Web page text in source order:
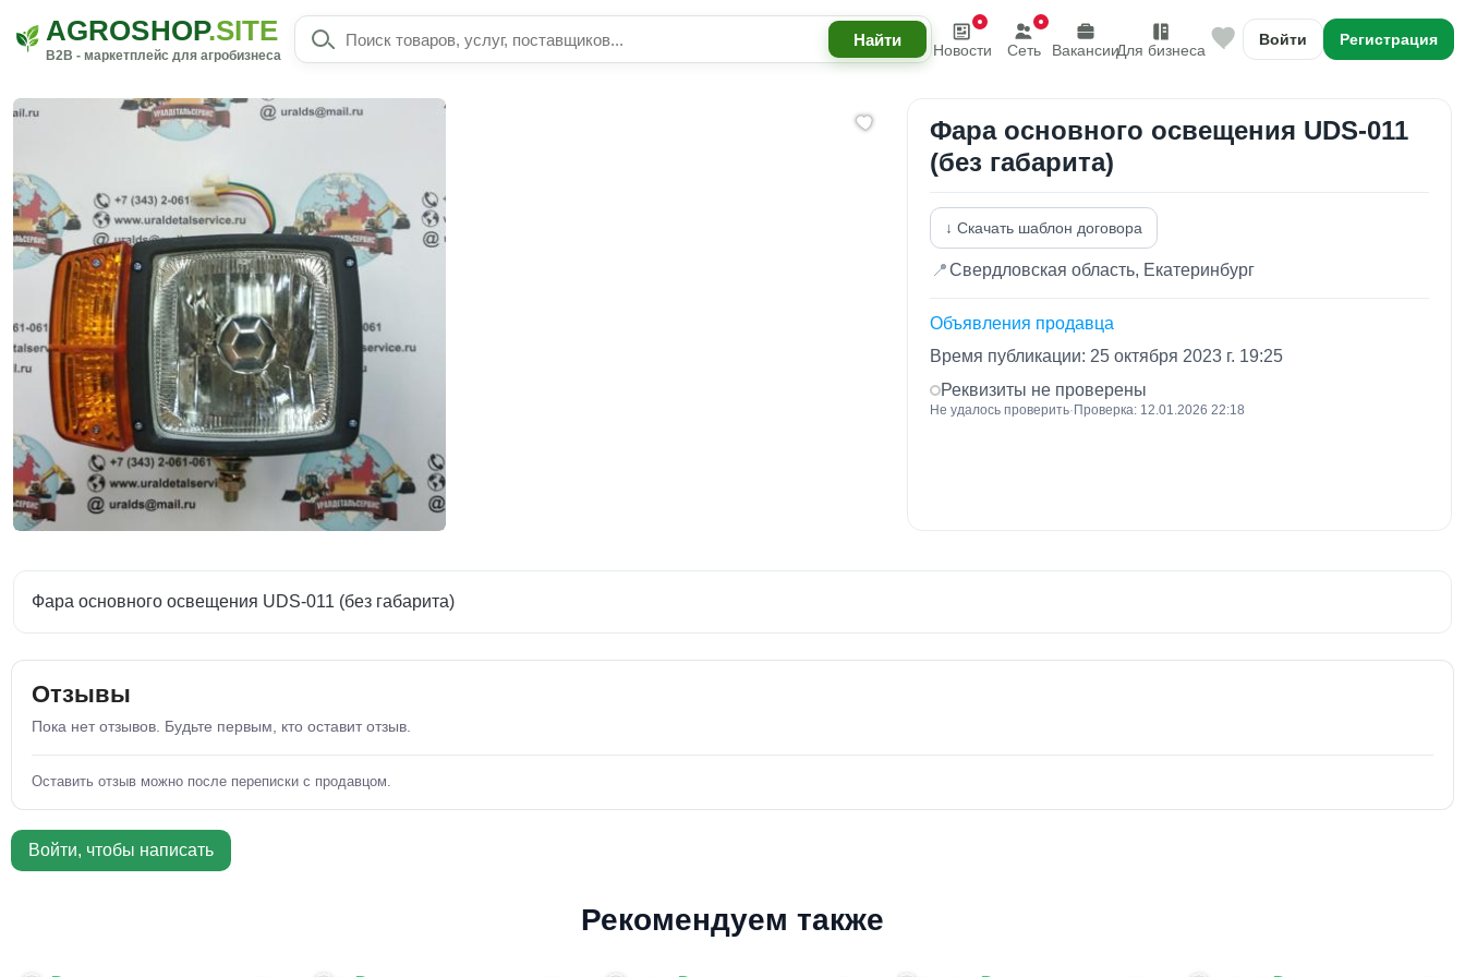
AGROSHOP.SITE
B2B - маркетплейс для агробизнеса Новости Сеть ВакансииДля бизнеса
Войти Регистрация
Фара основного освещения UDS-011
(без габарита)
↓ Скачать шаблон договора
📍Свердловская область, Екатеринбург
Объявления продавца
Время публикации: 25 октября 2023 г. 19:25
Реквизиты не проверены
Не удалось проверить· Проверка: 12.01.2026 22:18
Фара основного освещения UDS-011 (без габарита)
Отзывы
Пока нет отзывов. Будьте первым, кто оставит отзыв.
Оставить отзыв можно после переписки с продавцом.
Войти, чтобы написать
Рекомендуем также